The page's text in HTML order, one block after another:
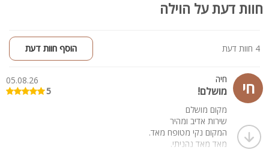
חוות דעת על הוילה
4 חוות דעת הוסף חוות דעת
חי חיה
מושלם!
05.08.26
5
מקום מושלם
שירות אדיב ומהיר
המקום נקי מטופח מאד.
מאד מאד נהניתי.